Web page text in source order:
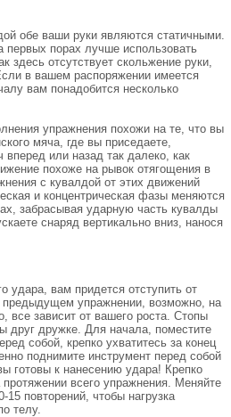
обе ваши руки являются статичными.
первых порах лучше использовать
здесь отсутствует скольжение руки,
в вашем распоряжении имеется
вам понадобится несколько
упражнения похожи на те, что вы
мяча, где вы приседаете,
вперед или назад так далеко, как
похоже на рывок отягощения в
с кувалдой от этих движений
и концентрическая фазы меняются
забрасывая ударную часть кувалды
снаряд вертикально вниз, нанося
удара, вам придется отступить от
упражнении, возможно, на
все зависит от вашего роста. Стопы
друг дружке. Для начала, поместите
собой, крепко ухватитесь за конец
поднимите инструмент перед собой
готовы к нанесению удара! Крепко
всего упражнения. Меняйте
повторений, чтобы нагрузка
телу.